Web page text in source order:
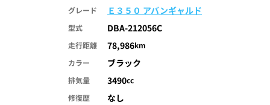
グレード
Ｅ３５０ アバンギャルド
型式 DBA-212056C
走行距離 78,986km
カラー
ブラック
排気量 3490cc
修復歴
なし